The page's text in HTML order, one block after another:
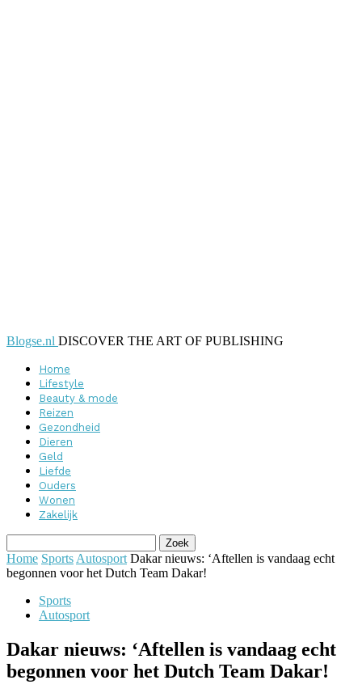
Blogse.nl DISCOVER THE ART OF PUBLISHING
Home
Lifestyle
Beauty & mode
Reizen
Gezondheid
Dieren
Geld
Liefde
Ouders
Wonen
Zakelijk
Home Sports Autosport Dakar nieuws: ‘Aftellen is vandaag echt
begonnen voor het Dutch Team Dakar!
Sports
Autosport
Dakar nieuws: ‘Aftellen is vandaag echt
begonnen voor het Dutch Team Dakar!